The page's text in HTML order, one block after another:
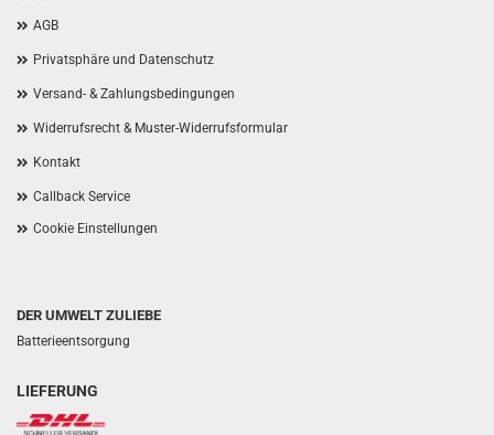
AGB
Privatsphäre und Datenschutz
Versand- & Zahlungsbedingungen
Widerrufsrecht & Muster-Widerrufsformular
Kontakt
Callback Service
Cookie Einstellungen
DER UMWELT ZULIEBE
Batterieentsorgung
LIEFERUNG